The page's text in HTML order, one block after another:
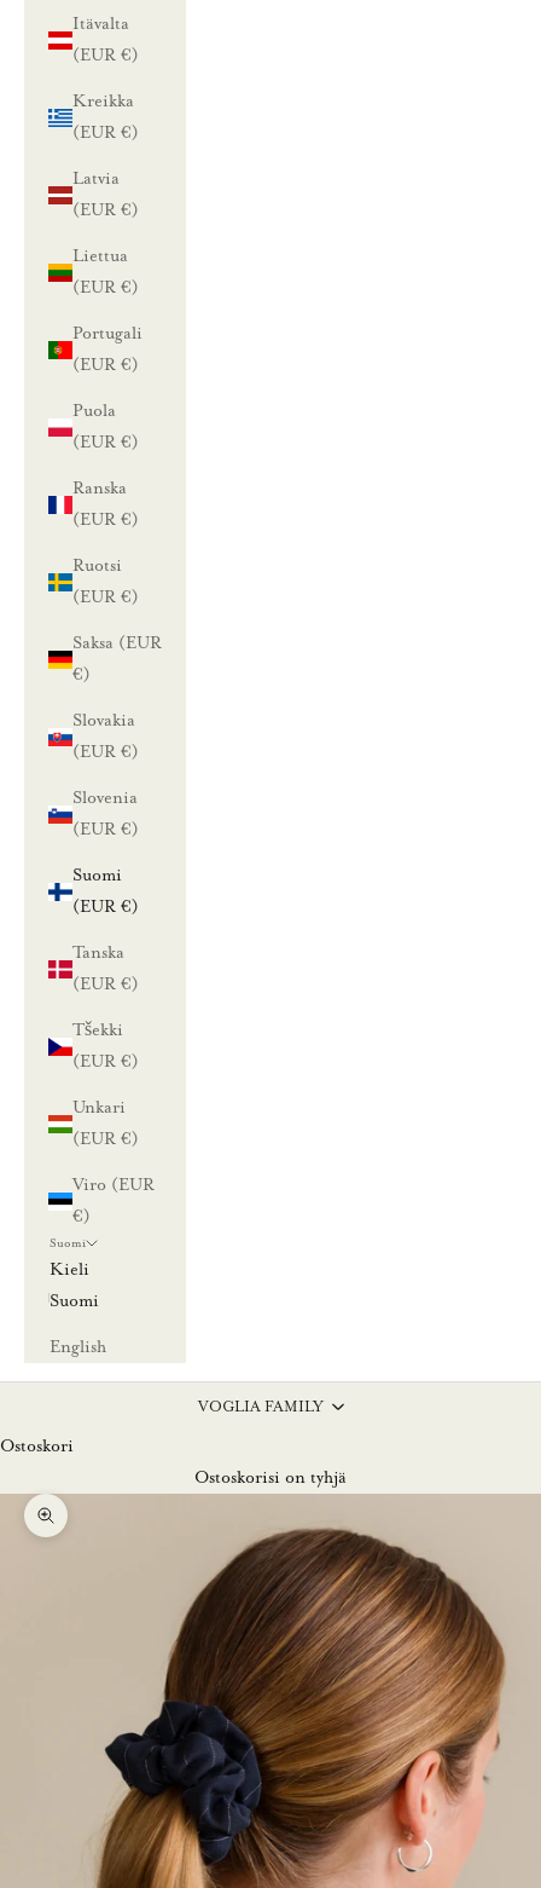
Itävalta
(EUR €)
Kreikka
(EUR €)
Latvia
(EUR €)
Liettua
(EUR €)
Portugali
(EUR €)
Puola
(EUR €)
Ranska
(EUR €)
Ruotsi
(EUR €)
Saksa (EUR
€)
Slovakia
(EUR €)
Slovenia
(EUR €)
Suomi
(EUR €)
Tanska
(EUR €)
Tšekki
(EUR €)
Unkari
(EUR €)
Viro (EUR
€)
Suomi
Kieli
Suomi
English
VOGLIA FAMILY
Ostoskori
Ostoskorisi on tyhjä
Lähennä